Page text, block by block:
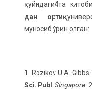
қуйидаги4та
дан ортиқ
муносиб ўрин олган:
1. Rozikov U.A.
Sci. Publ
Singapore .